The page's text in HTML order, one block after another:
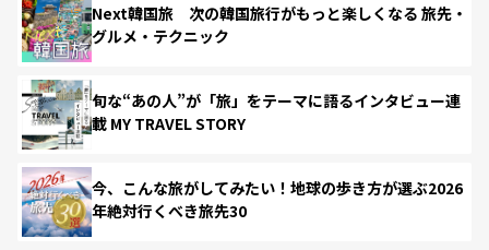
Next韓国旅 次の韓国旅行がもっと楽しくなる 旅先・
グルメ・テクニック
旬な“あの人”が「旅」をテーマに語るインタビュー連
載 MY TRAVEL STORY
今、こんな旅がしてみたい！地球の歩き方が選ぶ2026
年絶対行くべき旅先30